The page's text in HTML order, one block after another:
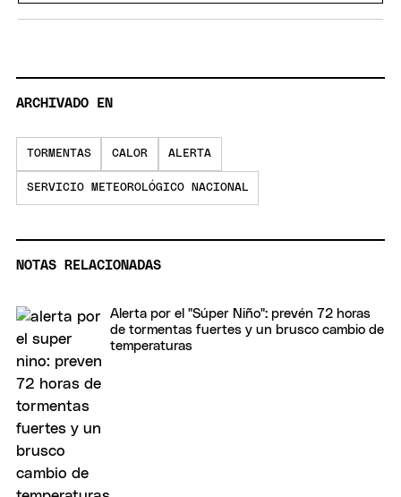
ARCHIVADO EN
TORMENTAS CALOR ALERTA
SERVICIO METEOROLÓGICO NACIONAL
NOTAS RELACIONADAS
Alerta por el "Súper Niño": prevén 72 horas
de tormentas fuertes y un brusco cambio de
temperaturas